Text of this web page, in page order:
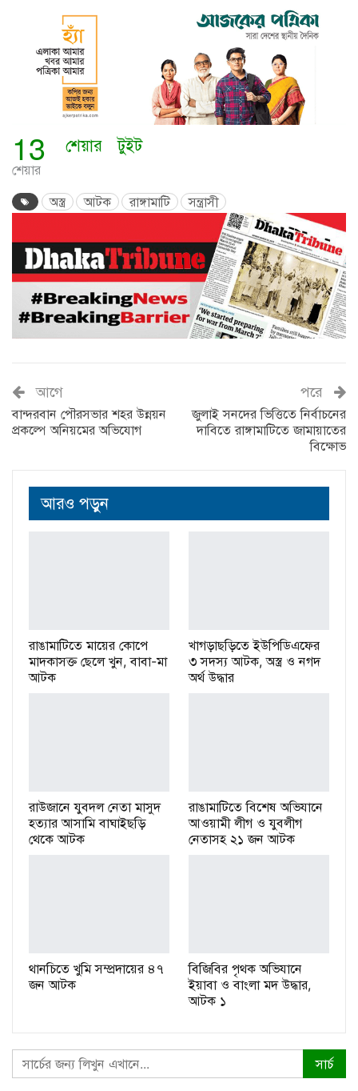
13
শেয়ার
শেয়ার টুইট
অস্ত্র আটক রাঙ্গামা‌টি সন্ত্রাসী
আগে
বান্দরবান পৌরসভার শহর উন্নয়ন
প্রকল্পে অনিয়মের অভিযোগ
পরে
জুলাই সনদের ভিত্তিতে নির্বাচনের
দাবিতে রাঙ্গামাটিতে জামায়াতের
বিক্ষোভ
আরও পড়ুন
রাঙামাটিতে মায়ের কোপে
মাদকাসক্ত ছেলে খুন, বাবা-মা
আটক
খাগড়াছড়িতে ইউপিডিএফের
৩ সদস্য আটক, অস্ত্র ও নগদ
অর্থ উদ্ধার
রাউজানে যুবদল নেতা মাসুদ
হত্যার আসামি বাঘাইছড়ি
থেকে আটক
রাঙামাটিতে বিশেষ অভিযানে
আওয়ামী লীগ ও যুবলীগ
নেতাসহ ২১ জন আটক
থানচিতে খুমি সম্প্রদায়ের ৪৭
জন আটক
বিজিবির পৃথক অভিযানে
ইয়াবা ও বাংলা মদ উদ্ধার,
আটক ১